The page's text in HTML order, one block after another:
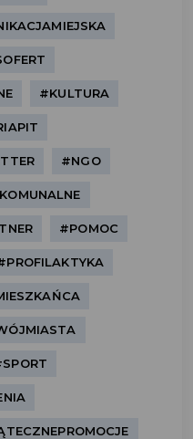
#KULTURA
#NGO
#POMOC